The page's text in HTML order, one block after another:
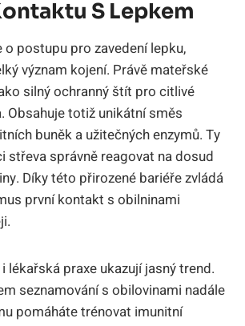
S Lepkem
postupu pro zavedení lepku,
význam kojení. Právě mateřské
silný ochranný štít pro citlivé
Obsahuje totiž unikátní směs
buněk a užitečných enzymů. Ty
střeva správně reagovat na dosud
Díky této přirozené bariéře zvládá
první kontakt s obilninami
lékařská praxe ukazují jasný trend.
seznamování s obilovinami nadále
pomáháte trénovat imunitní